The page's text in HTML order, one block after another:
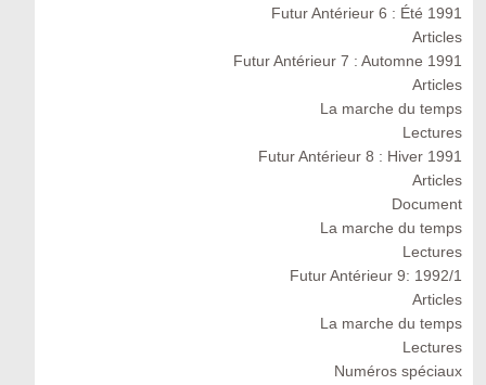
Futur Antérieur 6 : Été 1991
Articles
Futur Antérieur 7 : Automne 1991
Articles
La marche du temps
Lectures
Futur Antérieur 8 : Hiver 1991
Articles
Document
La marche du temps
Lectures
Futur Antérieur 9: 1992/1
Articles
La marche du temps
Lectures
Numéros spéciaux